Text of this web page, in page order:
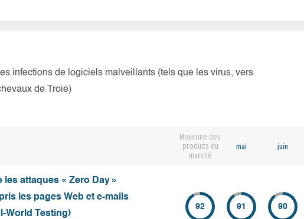
infections de logiciels malveillants (tels que les virus, vers
de Troie)
Moyenne des
produits du
marché
mai juin
les attaques « Zero Day »
les pages Web et e-mails
World Testing)
92 91 90